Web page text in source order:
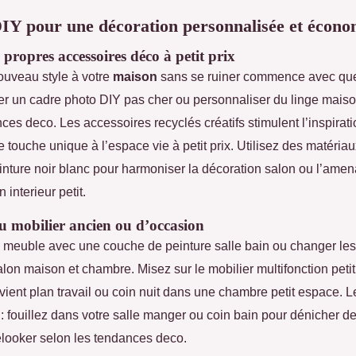
pour une décoration personnalisée et
propres accessoires déco à petit prix
style à votre maison sans se ruiner commence avec
un cadre photo DIY pas cher ou personnaliser du linge
deco. Les accessoires recyclés créatifs stimulent
touche unique à l’espace vie à petit prix. Utilisez des
noir blanc pour harmoniser la décoration salon ou
interieur petit.
mobilier ancien ou d’occasion
avec une couche de peinture salle bain ou changer
maison et chambre. Misez sur le mobilier multifonction
plan travail ou coin nuit dans une chambre petit espace.
fouillez dans votre salle manger ou coin bain pour dénicher
selon les tendances deco.